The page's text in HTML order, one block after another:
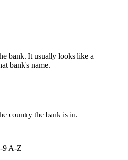
bank. It usually looks like a
bank's name.
country the bank is in.
9 A-Z